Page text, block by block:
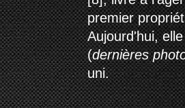
premier
Aujourd'hui,
(dernières
uni.